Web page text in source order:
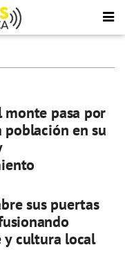
pasa por
en su
sus puertas
cultura local